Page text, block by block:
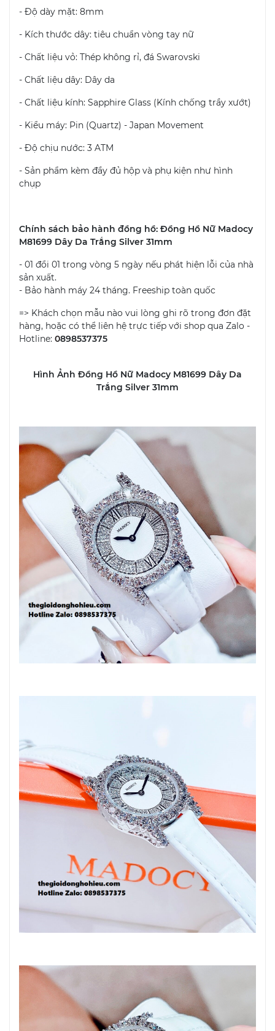
- Độ dày mặt: 8mm
- Kích thước dây: tiêu chuẩn vòng tay nữ
- Chất liệu vỏ: Thép không rỉ, đá Swarovski
- Chất liệu dây: Dây da
- Chất liệu kính: Sapphire Glass (Kính chống trầy xướt)
- Kiểu máy: Pin (Quartz) - Japan Movement
- Độ chịu nước: 3 ATM
- Sản phẩm kèm đầy đủ hộp và phụ kiện như hình
chụp
Chính sách bảo hành đồng hồ: Đồng Hồ Nữ Madocy
M81699 Dây Da Trắng Silver 31mm
- 01 đổi 01 trong vòng 5 ngày nếu phát hiện lỗi của nhà
sản xuất.
- Bảo hành máy 24 tháng. Freeship toàn quốc
=> Khách chọn mẫu nào vui lòng ghi rõ trong đơn đặt
hàng, hoặc có thể liên hệ trực tiếp với shop qua Zalo -
Hotline: 0898537375
Hình Ảnh Đồng Hồ Nữ Madocy M81699 Dây Da
Trắng Silver 31mm